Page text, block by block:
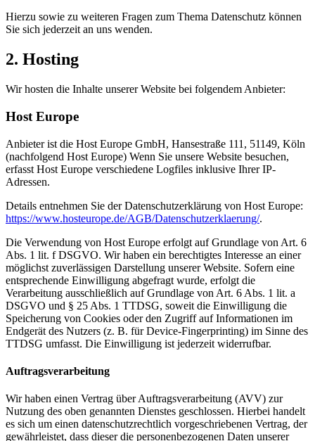
Hierzu sowie zu weiteren Fragen zum Thema Datenschutz können
Sie sich jederzeit an uns wenden.
2. Hosting
Wir hosten die Inhalte unserer Website bei folgendem Anbieter:
Host Europe
Anbieter ist die Host Europe GmbH, Hansestraße 111, 51149, Köln
(nachfolgend Host Europe) Wenn Sie unsere Website besuchen,
erfasst Host Europe verschiedene Logfiles inklusive Ihrer IP-
Adressen.
Details entnehmen Sie der Datenschutzerklärung von Host Europe:
https://www.hosteurope.de/AGB/Datenschutzerklaerung/.
Die Verwendung von Host Europe erfolgt auf Grundlage von Art. 6
Abs. 1 lit. f DSGVO. Wir haben ein berechtigtes Interesse an einer
möglichst zuverlässigen Darstellung unserer Website. Sofern eine
entsprechende Einwilligung abgefragt wurde, erfolgt die
Verarbeitung ausschließlich auf Grundlage von Art. 6 Abs. 1 lit. a
DSGVO und § 25 Abs. 1 TTDSG, soweit die Einwilligung die
Speicherung von Cookies oder den Zugriff auf Informationen im
Endgerät des Nutzers (z. B. für Device-Fingerprinting) im Sinne des
TTDSG umfasst. Die Einwilligung ist jederzeit widerrufbar.
Auftragsverarbeitung
Wir haben einen Vertrag über Auftragsverarbeitung (AVV) zur
Nutzung des oben genannten Dienstes geschlossen. Hierbei handelt
es sich um einen datenschutzrechtlich vorgeschriebenen Vertrag, der
gewährleistet, dass dieser die personenbezogenen Daten unserer